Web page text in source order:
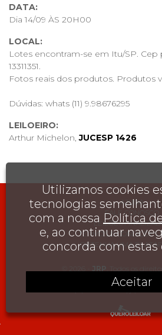
DATA:
Dia 14/09 ÀS 20H00
LOCAL:
Lotes encontram-se em Itu/SP. Cep
13311351.
Fotos reais dos produtos. Produtos
Dúvidas: whats (11) 9.98676295
LEILOEIRO:
Arthur Michelon,JUCESP 1426
AJUDA
FALE CONOSCO
LEILÕES
TERMOS E CONDIÇÕES
OBTENHA UMA
, , , , , , CEP
Utilizamos cookies
tecnologias
com a nossa Política
e, ao continuar
concorda com estas
Aceitar